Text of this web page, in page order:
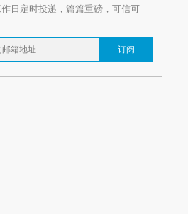
日定时投递，篇篇重磅，可信可
订阅